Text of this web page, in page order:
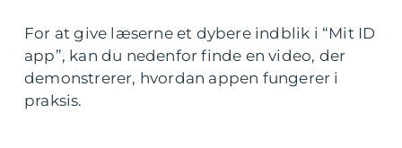
For at give læserne et dybere indblik i “Mit ID
app”, kan du nedenfor finde en video, der
demonstrerer, hvordan appen fungerer i
praksis.